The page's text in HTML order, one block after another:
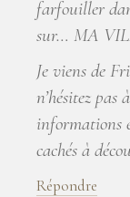
farfouiller
sur… MA
Je viens de
n’hésitez
informations
cachés à
Répondre